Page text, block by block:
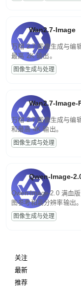
Wan2.7-Image
万相 2.7 图像生成与编
最高 2K 输出。
图像生成与处理
Wan2.7-Image-
万相 2.7 图像生成与编
和最高 4K 输出。
图像生成与处理
Qwen-Image-
Qwen-Image-2.0 满血
图参考和高分辨率输出。
图像生成与处理
关注
最新
推荐